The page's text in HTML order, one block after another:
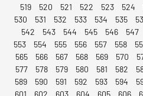
519
520 521 522 523 524
530
531 532 533 534 535
542
543 544 545 546 547
553
554 555 556 557 558
565
566 567 568 569 570
577
578 579 580 581 582
589
590 591 592 593 594
601
602 603 604 605 606